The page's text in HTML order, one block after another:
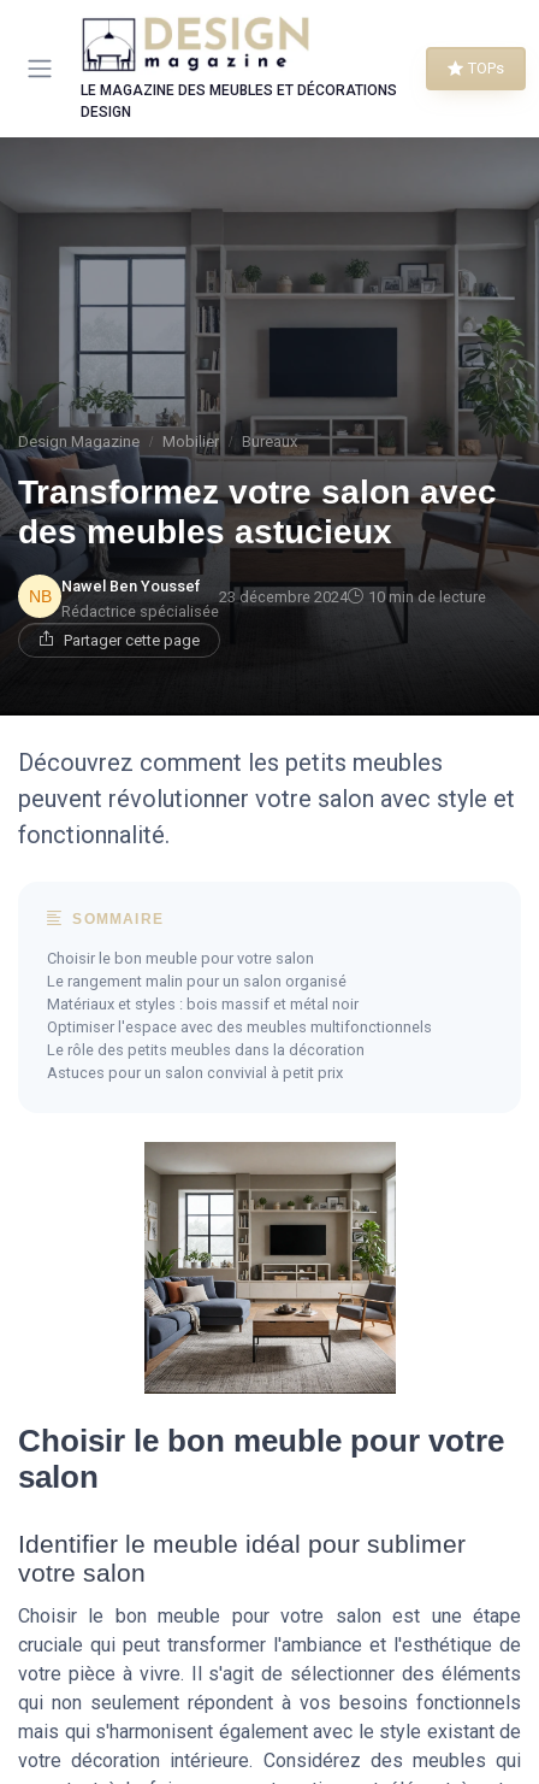
LE MAGAZINE DES MEUBLES ET DÉCORATIONS
DESIGN
TOPs
Design Magazine Mobilier Bureaux
Transformez votre salon avec
des meubles astucieux
Nawel Ben Youssef
Rédactrice spécialisée
23 décembre 2024 10 min de lecture
Partager cette page
Découvrez comment les petits meubles
peuvent révolutionner votre salon avec style et
fonctionnalité.
SOMMAIRE
Choisir le bon meuble pour votre salon
Le rangement malin pour un salon organisé
Matériaux et styles : bois massif et métal noir
Optimiser l'espace avec des meubles multifonctionnels
Le rôle des petits meubles dans la décoration
Astuces pour un salon convivial à petit prix
Choisir le bon meuble pour votre
salon
Identifier le meuble idéal pour sublimer
votre salon
Choisir le bon meuble pour votre salon est une étape
cruciale qui peut transformer l'ambiance et l'esthétique de
votre pièce à vivre. Il s'agit de sélectionner des éléments
qui non seulement répondent à vos besoins fonctionnels
mais qui s'harmonisent également avec le style existant de
votre décoration intérieure. Considérez des meubles qui
Panneau de gestion des cookies